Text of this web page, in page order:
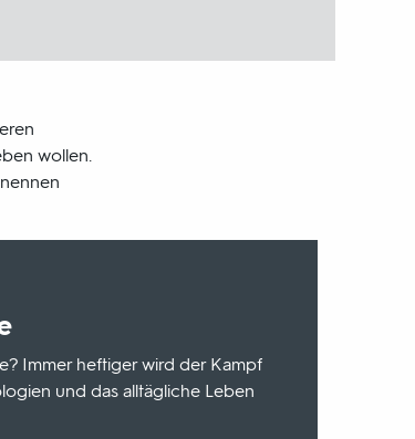
wollen.
Immer heftiger wird der Kampf
und das alltägliche Leben